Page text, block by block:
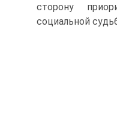
сторону
социальной